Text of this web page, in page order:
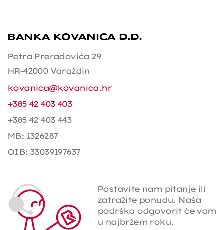
BANKA KOVANICA d.d.
Petra Preradovića 29
HR-42000 Varaždin
kovanica@kovanica.hr
+385 42 403 403
+385 42 403 443
MB: 1326287
OIB: 33039197637
Postavite nam pitanje ili
zatražite ponudu. Naša
podrška odgovorit će vam
u najbržem roku.